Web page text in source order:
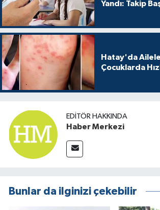
Yandı: Takip
Hatay'da
Çocuklarda
EDITÖR HAKKINDA
Haber Merkezi
Bunlar da ilginizi çekebilir